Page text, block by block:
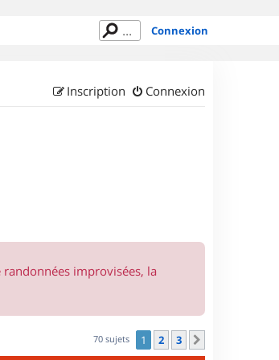
Connexion
Connexion
Inscription
improvisées, la
70 sujets 1 2 3